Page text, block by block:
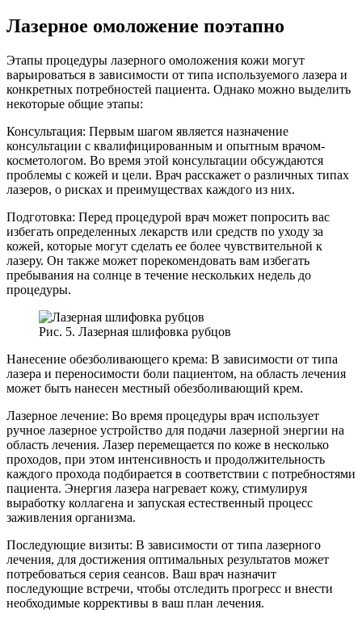
Лазерное омоложение поэтапно
Этапы процедуры лазерного омоложения кожи могут
варьироваться в зависимости от типа используемого лазера и
конкретных потребностей пациента. Однако можно выделить
некоторые общие этапы:
Консультация: Первым шагом является назначение
консультации с квалифицированным и опытным врачом-
косметологом. Во время этой консультации обсуждаются
проблемы с кожей и цели. Врач расскажет о различных типах
лазеров, о рисках и преимуществах каждого из них.
Подготовка: Перед процедурой врач может попросить вас
избегать определенных лекарств или средств по уходу за
кожей, которые могут сделать ее более чувствительной к
лазеру. Он также может порекомендовать вам избегать
пребывания на солнце в течение нескольких недель до
процедуры.
Рис. 5. Лазерная шлифовка рубцов
Нанесение обезболивающего крема: В зависимости от типа
лазера и переносимости боли пациентом, на область лечения
может быть нанесен местный обезболивающий крем.
Лазерное лечение: Во время процедуры врач использует
ручное лазерное устройство для подачи лазерной энергии на
область лечения. Лазер перемещается по коже в несколько
проходов, при этом интенсивность и продолжительность
каждого прохода подбирается в соответствии с потребностями
пациента. Энергия лазера нагревает кожу, стимулируя
выработку коллагена и запуская естественный процесс
заживления организма.
Последующие визиты: В зависимости от типа лазерного
лечения, для достижения оптимальных результатов может
потребоваться серия сеансов. Ваш врач назначит
последующие встречи, чтобы отследить прогресс и внести
необходимые коррективы в ваш план лечения.